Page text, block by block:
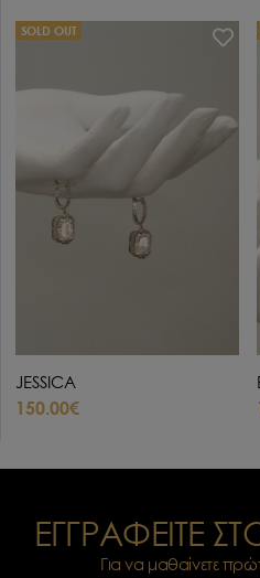
SOLD OUT
JESSICA
150.00€
ΕΓΓΡΑΦΕΙΤΕ
Για να μαθαίνετε